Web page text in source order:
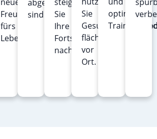
Freundschaften
fürs
Leben.
abgestimmt
sind.
Sie
Ihre
Fortschritte
nachhaltig.
Sie
flächendeckend
vor
Ort.
optimalen